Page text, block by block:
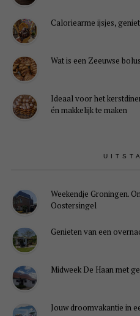
Caloriearme ijsjes,
Wat is een Zeeuwse
Ideaal voor het
én makkelijk te maken
Weekendje Groningen.
Oostersingel
Genieten van een
Midweek De Haan met
Jouw droomvakantie in